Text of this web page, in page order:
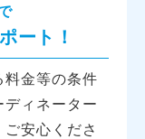
ート！
料金等の条件
ィネーター
安心くださ